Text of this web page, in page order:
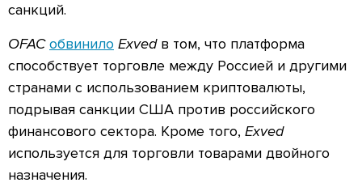
санкций.
OFAC обвинило Exvedв том, что платформа
способствует торговле между Россией и другими
странами с использованием криптовалюты,
подрывая санкции США против российского
финансового сектора. Кроме того, Exved
используется для торговли товарами двойного
назначения.